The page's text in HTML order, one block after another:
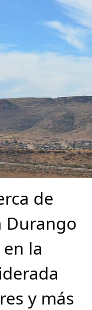
Teléfonos
oficinas
de
Durango
en la
y más